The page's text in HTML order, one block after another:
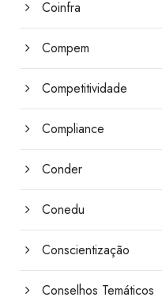
Coinfra
Compem
Competitividade
Compliance
Conder
Conedu
Conscientização
Conselhos Temáticos